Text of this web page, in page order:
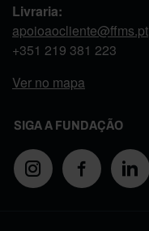
Livraria:
apoioaocliente@ffms.pt
+351 219 381 223
Ver no mapa
SIGA A FUNDAÇÃO